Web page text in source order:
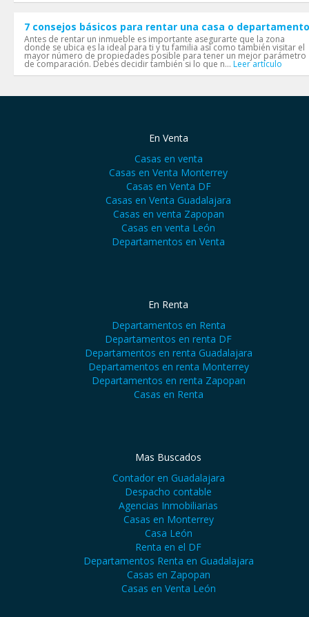
7 consejos básicos para rentar una casa o departamento
Antes de rentar un inmueble es importante asegurarte que la zona
donde se ubica es la ideal para ti y tu familia así como también visitar el
mayor número de propiedades posible para tener un mejor parámetro
de comparación. Debes decidir también si lo que n... Leer artículo
En Venta
Casas en venta
Casas en Venta Monterrey
Casas en Venta DF
Casas en Venta Guadalajara
Casas en venta Zapopan
Casas en venta León
Departamentos en Venta
En Renta
Departamentos en Renta
Departamentos en renta DF
Departamentos en renta Guadalajara
Departamentos en renta Monterrey
Departamentos en renta Zapopan
Casas en Renta
Mas Buscados
Contador en Guadalajara
Despacho contable
Agencias Inmobiliarias
Casas en Monterrey
Casa León
Renta en el DF
Departamentos Renta en Guadalajara
Casas en Zapopan
Casas en Venta León